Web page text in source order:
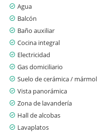
Agua
Balcón
Baño auxiliar
Cocina integral
Electricidad
Gas domiciliario
Suelo de cerámica / mármol
Vista panorámica
Zona de lavandería
Hall de alcobas
Lavaplatos